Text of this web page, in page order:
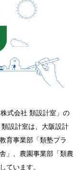
式会社 類設計室」の
設計室は、大阪設計
教育事業部「類塾プラ
」、 農園事業部「類農
ています。